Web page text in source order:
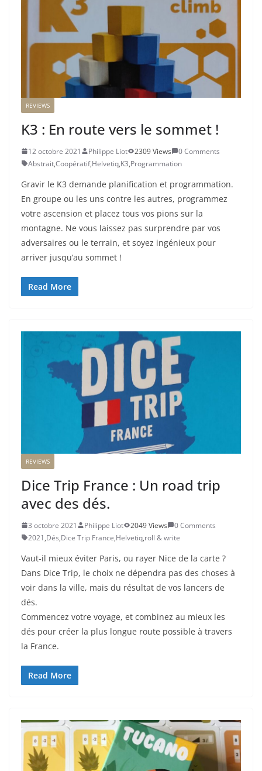
REVIEWS
K3 : En route vers le sommet !
12 octobre 2021 Philippe Liot 2309 Views
0 Comments
Abstrait,Coopératif,Helvetiq,K3,Programmation
Gravir le K3 demande planification et programmation.
En groupe ou les uns contre les autres, programmez
votre ascension et placez tous vos pions sur la
montagne. Ne vous laissez pas surprendre par vos
adversaires ou le terrain, et soyez ingénieux pour
arriver jusqu’au sommet !
Read More
REVIEWS
Dice Trip France : Un road trip
avec des dés.
3 octobre 2021 Philippe Liot 2049 Views
0 Comments
2021,Dés,Dice Trip France,Helvetiq,roll & write
Vaut-il mieux éviter Paris, ou rayer Nice de la carte ?
Dans Dice Trip, le choix ne dépendra pas des choses à
voir dans la ville, mais du résultat de vos lancers de
dés.
Commencez votre voyage, et combinez au mieux les
dés pour créer la plus longue route possible à travers
la France.
Read More